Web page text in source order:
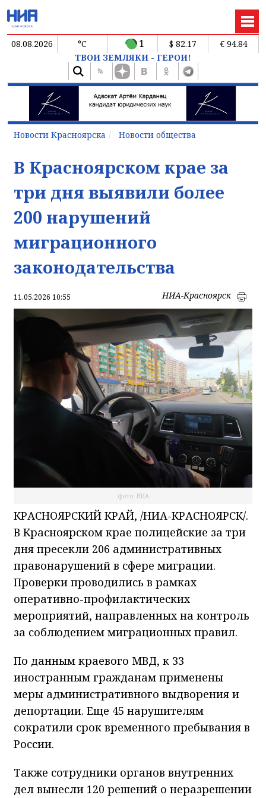
08.08.2026 °C 1 $ 82.17
€ 94.84
ТВОИ ЗЕМЛЯКИ - ГЕРОИ!
Новости Красноярска Новости общества
В Красноярском крае за
три дня выявили более
200 нарушений
миграционного
законодательства
11.05.2026 10:55 НИА-Красноярск
фото: НИА
КРАСНОЯРСКИЙ КРАЙ, /НИА-КРАСНОЯРСК/.
В Красноярском крае полицейские за три
дня пресекли 206 административных
правонарушений в сфере миграции.
Проверки проводились в рамках
оперативно-профилактических
мероприятий, направленных на контроль
за соблюдением миграционных правил.
По данным краевого МВД, к 33
иностранным гражданам применены
меры административного выдворения и
депортации. Еще 45 нарушителям
сократили срок временного пребывания в
России.
Также сотрудники органов внутренних
дел вынесли 120 решений о неразрешении